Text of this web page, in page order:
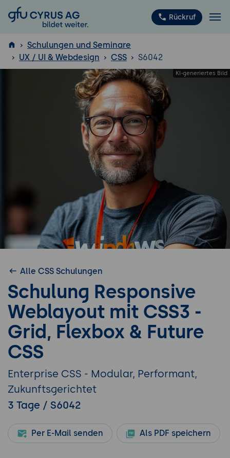
GFU Cyrus AG Rückruf
ISTQB ®
Schulungen und Seminare
UX / UI & Webdesign
CSS S6042
Alle CSS Schulungen
Schulung Responsive
Weblayout mit CSS3 -
Grid, Flexbox & Future
CSS
Enterprise CSS - Modular, Performant,
Zukunftsgerichtet
3 Tage / S6042
Per E-Mail senden Als PDF speichern